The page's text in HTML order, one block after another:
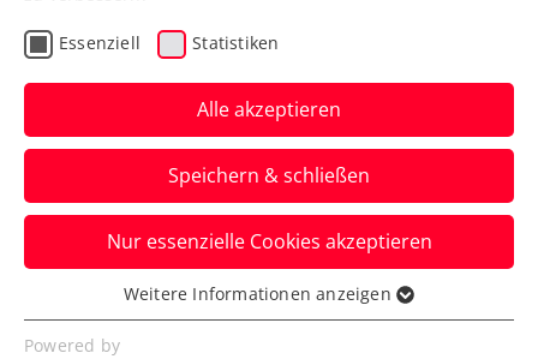
Erste Bank Open: Miedler
verpasst historische 3.
Wien-Doppelkrone
Das ÖTV-Ass muss sich beim ATP-
Heimspiel nach einer Topwoche mit
Francisco Cabral im Endspiel beugen.
Verfasst von: Manuel Wachta, 26.10.2025
Essenziell Statistiken
Alle akzeptieren
Speichern & schließen
Nur essenzielle Cookies akzeptieren
Essenziell
Essenzielle Cookies werden für grundlegende
Weitere Informationen anzeigen
Powered by